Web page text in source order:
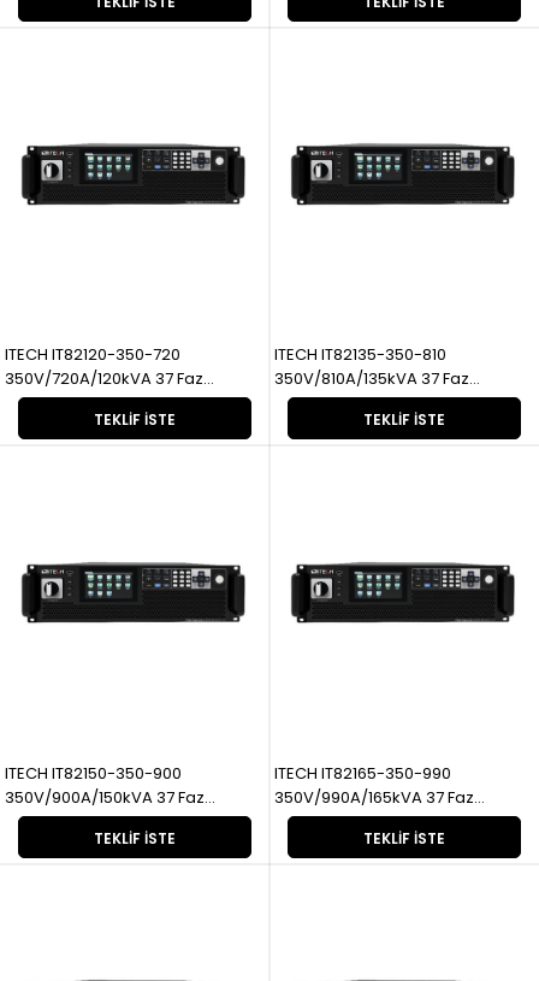
TEKLIF İSTE
ITECH IT82120-350-720
350V/720A/120kVA 37 Faz
Rejeneratif
TEKLIF İSTE
ITECH IT82135-350-810
350V/810A/135kVA 37 Faz
Rejeneratif
TEKLIF İSTE
ITECH IT82150-350-900
350V/900A/150kVA 37 Faz
Rejeneratif
TEKLIF İSTE
ITECH IT82165-350-990
350V/990A/165kVA 37 Faz
Rejeneratif